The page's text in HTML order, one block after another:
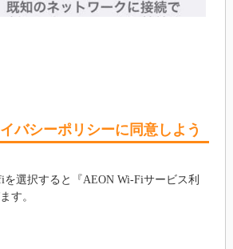
バシーポリシーに同意しよう
を選択すると『AEON Wi-Fiサービス利
す。